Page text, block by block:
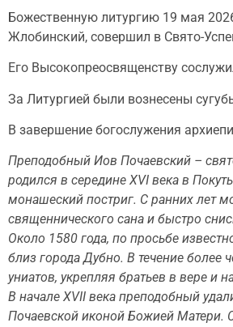
Божественную литургию 19 мая
Жлобинский, совершил в Свято-
Его Высокопреосвященству
За Литургией были вознесены
В завершение богослужения
Преподобный Иов Почаевский –
родился в середине XVI века в
монашеский постриг. С ранних лет
священнического сана и быстро
Около 1580 года, по просьбе
близ города Дубно. В течение более
униатов, укрепляя братьев в вере и
В начале XVII века преподобный
Почаевской иконой Божией Матери.